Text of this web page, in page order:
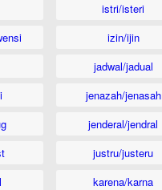
istri/isteri
izin/ijin
jadwal/jadual
jenazah/jenasah
jenderal/jendral
justru/justeru
karena/karna